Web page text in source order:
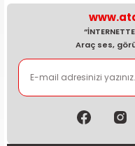
kullanarak tarafımıza
Görüş ve önerileriniz için
Ürün resmi kalitesiz,
Ürün açıklamasında
Ürün bilgilerinde hatalar
Ürün fiyatı diğer
Araç ses,